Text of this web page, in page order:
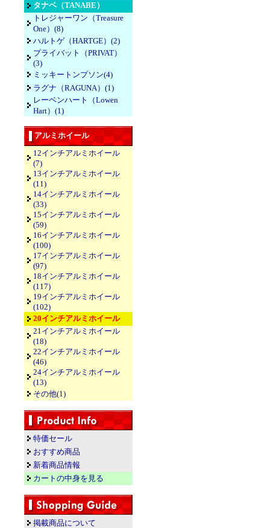
タナベ（TANABE）
トレジャーワン（Treasure
One）(8)
ハルトゲ（HARTGE）(2)
プライバット（PRIVAT）
(3)
ミッキートンプソン(4)
ラグナ（RAGUNA）(1)
レーベンハート（Lowen
Hart）(1)
アルミホイール
12インチアルミホイール
(7)
13インチアルミホイール
(11)
14インチアルミホイール
(33)
15インチアルミホイール
(59)
16インチアルミホイール
(100)
17インチアルミホイール
(97)
18インチアルミホイール
(117)
19インチアルミホイール
(102)
20インチアルミホイール
21インチアルミホイール
(18)
22インチアルミホイール
(46)
24インチアルミホイール
(13)
その他(1)
特価セール
おすすめ商品
新着商品情報
カートの中身を見る
掲載商品について